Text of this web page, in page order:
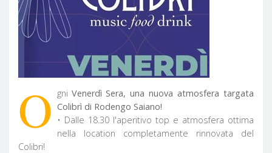
O gni Venerdì Sera, una nuova atmosfera targata
Colibrì di Rodengo Saiano!
• Dalle 18.30 l'aperitivo top e atmosfera ottima
nella location completamente rinnovata del
Colibri!